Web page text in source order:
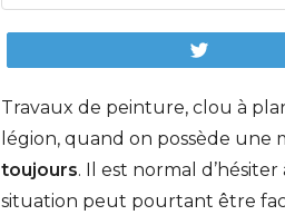
Travaux de peinture, clou à
légion, quand on possède
toujours. Il est normal
situation peut pourtant être